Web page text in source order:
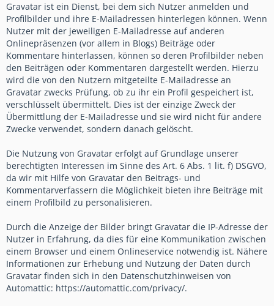
Gravatar ist ein Dienst, bei dem sich Nutzer anmelden und
Profilbilder und ihre E-Mailadressen hinterlegen können. Wenn
Nutzer mit der jeweiligen E-Mailadresse auf anderen
Onlinepräsenzen (vor allem in Blogs) Beiträge oder
Kommentare hinterlassen, können so deren Profilbilder neben
den Beiträgen oder Kommentaren dargestellt werden. Hierzu
wird die von den Nutzern mitgeteilte E-Mailadresse an
Gravatar zwecks Prüfung, ob zu ihr ein Profil gespeichert ist,
verschlüsselt übermittelt. Dies ist der einzige Zweck der
Übermittlung der E-Mailadresse und sie wird nicht für andere
Zwecke verwendet, sondern danach gelöscht.
Die Nutzung von Gravatar erfolgt auf Grundlage unserer
berechtigten Interessen im Sinne des Art. 6 Abs. 1 lit. f) DSGVO,
da wir mit Hilfe von Gravatar den Beitrags- und
Kommentarverfassern die Möglichkeit bieten ihre Beiträge mit
einem Profilbild zu personalisieren.
Durch die Anzeige der Bilder bringt Gravatar die IP-Adresse der
Nutzer in Erfahrung, da dies für eine Kommunikation zwischen
einem Browser und einem Onlineservice notwendig ist. Nähere
Informationen zur Erhebung und Nutzung der Daten durch
Gravatar finden sich in den Datenschutzhinweisen von
Automattic: https://automattic.com/privacy/.